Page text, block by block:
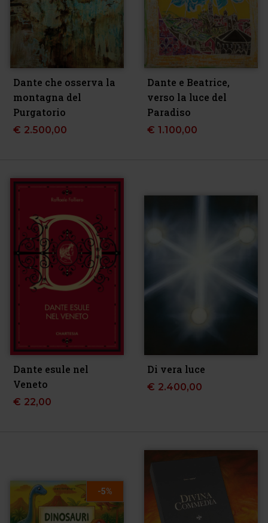
Dante che osserva la
montagna del
Purgatorio
€ 2.500,00
Dante e Beatrice,
verso la luce del
Paradiso
€ 1.100,00
Dante esule nel
Veneto
€ 22,00
Di vera luce
€ 2.400,00
-5%